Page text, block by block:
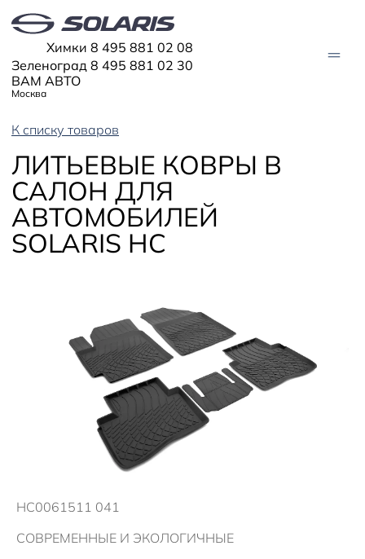
ВАМ АВТО
Москва
Химки 8 495 881 02 08
Зеленоград 8 495 881 02 30
АВТО В НАЛИЧИИ
МОДЕЛИ
Solaris HC
Solaris KRX
Solaris KRS
Solaris HS
ЦИФРОВОЙ АВТОМОБИЛЬ
Корпоративным клиентам
Оригинальные аксессуары
Тест-драйв
Solaris Страхование
Плати частями
Запасные части
Запись на сервис
Гарантия
Руководства
Помощь на дорогах
О ДИЛЕРЕ
Контакты
Информация о дилере
Новости
К списку товаров
ЛИТЬЕВЫЕ КОВРЫ В
САЛОН ДЛЯ
АВТОМОБИЛЕЙ
SOLARIS HC
HC0061511 041
СОВРЕМЕННЫЕ И ЭКОЛОГИЧНЫЕ